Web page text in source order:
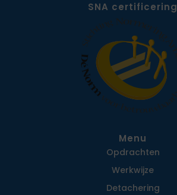
SNA certificering
Menu
Opdrachten
Werkwijze
Detachering